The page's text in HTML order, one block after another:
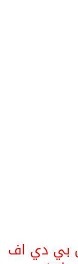
بي دي اف